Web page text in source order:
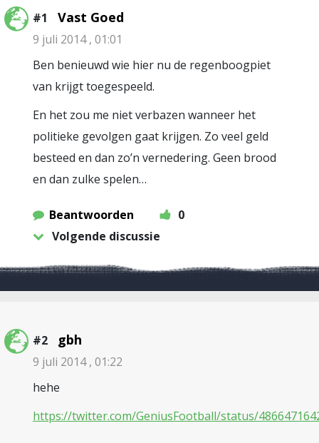
#1 Vast Goed
9 juli 2014 , 01:01
Ben benieuwd wie hier nu de regenboogpiet
van krijgt toegespeeld.
En het zou me niet verbazen wanneer het
politieke gevolgen gaat krijgen. Zo veel geld
besteed en dan zo’n vernedering. Geen brood
en dan zulke spelen…
Beantwoorden
0
Volgende discussie
#2 gbh
9 juli 2014 , 01:22
hehe
https://twitter.com/GeniusFootball/status/